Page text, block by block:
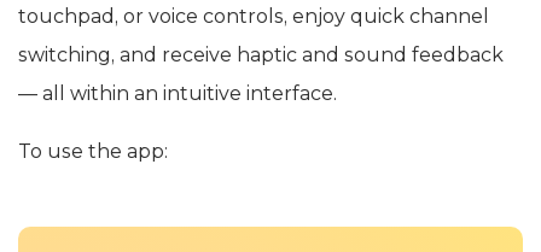
touchpad, or voice controls, enjoy quick channel
switching, and receive haptic and sound feedback
— all within an intuitive interface.
To use the app: